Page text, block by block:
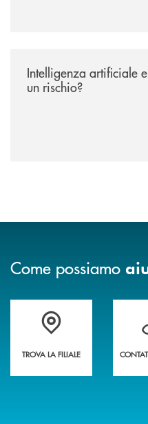
Intelligenza artificiale
un rischio?
Come possiamo
Trova la filiale più vicina a
TROVA LA FILIALE
Hai